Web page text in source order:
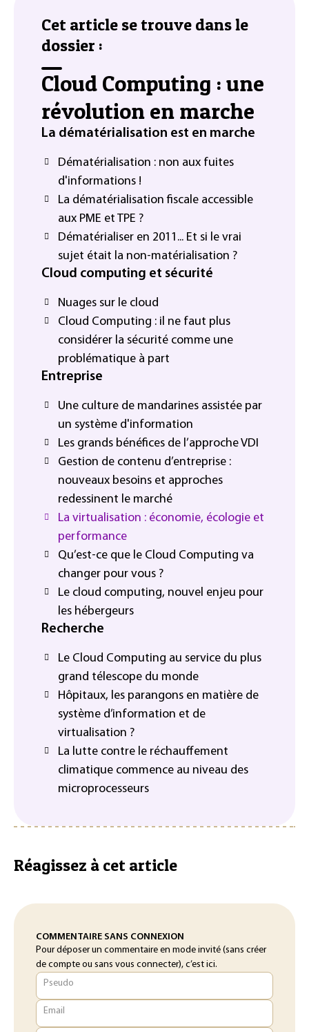
Cet article se trouve dans le
dossier :
Cloud Computing : une
révolution en marche
La dématérialisation est en marche
Dématérialisation : non aux fuites
d'informations !
La dématérialisation fiscale accessible
aux PME et TPE ?
Dématérialiser en 2011... Et si le vrai
sujet était la non-matérialisation ?
Cloud computing et sécurité
Nuages sur le cloud
Cloud Computing : il ne faut plus
considérer la sécurité comme une
problématique à part
Entreprise
Une culture de mandarines assistée par
un système d'information
Les grands bénéfices de l’approche VDI
Gestion de contenu d’entreprise :
nouveaux besoins et approches
redessinent le marché
La virtualisation : économie, écologie et
performance
Qu’est-ce que le Cloud Computing va
changer pour vous ?
Le cloud computing, nouvel enjeu pour
les hébergeurs
Recherche
Le Cloud Computing au service du plus
grand télescope du monde
Hôpitaux, les parangons en matière de
système d’information et de
virtualisation ?
La lutte contre le réchauffement
climatique commence au niveau des
microprocesseurs
Réagissez à cet article
COMMENTAIRE SANS CONNEXION
Pour déposer un commentaire en mode invité (sans créer
de compte ou sans vous connecter), c’est ici.
Pseudo
Email